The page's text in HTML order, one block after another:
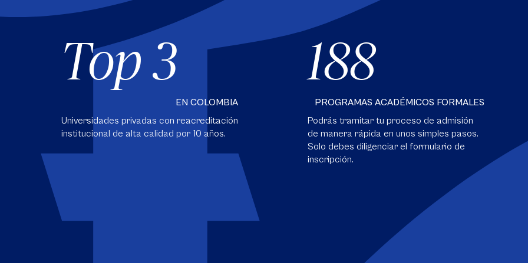
Top 3
EN COLOMBIA
Universidades privadas con reacreditación
institucional de alta calidad por 10 años.
188
PROGRAMAS ACADÉMICOS FORMALES
Podrás tramitar tu proceso de admisión
de manera rápida en unos simples pasos.
Solo debes diligenciar el formulario de
inscripción.